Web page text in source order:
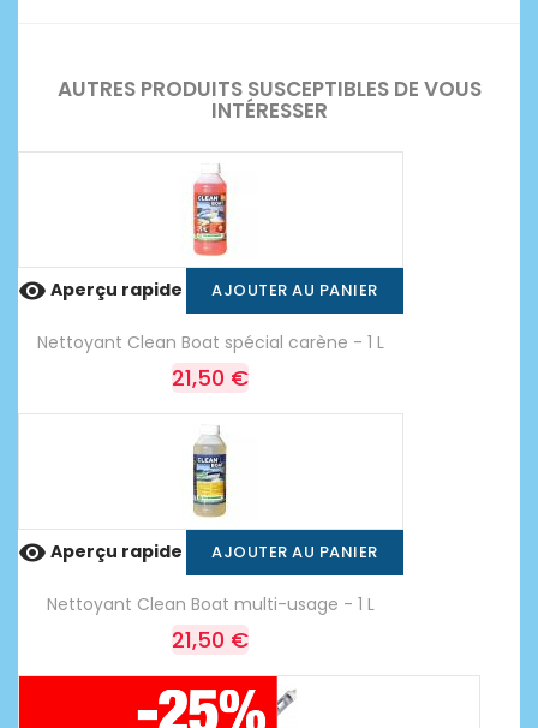
AUTRES PRODUITS SUSCEPTIBLES DE VOUS
INTÉRESSER
 Aperçu rapide AJOUTER AU PANIER
Nettoyant Clean Boat spécial carène - 1 L
21,50 €
 Aperçu rapide AJOUTER AU PANIER
Nettoyant Clean Boat multi-usage - 1 L
21,50 €